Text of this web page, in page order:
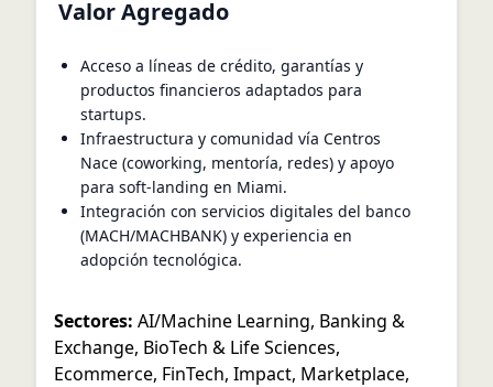
Valor Agregado
Acceso a líneas de crédito, garantías y
productos financieros adaptados para
startups.
Infraestructura y comunidad vía Centros
Nace (coworking, mentoría, redes) y apoyo
para soft-landing en Miami.
Integración con servicios digitales del banco
(MACH/MACHBANK) y experiencia en
adopción tecnológica.
Sectores: AI/Machine Learning, Banking &
Exchange, BioTech & Life Sciences,
Ecommerce, FinTech, Impact, Marketplace,